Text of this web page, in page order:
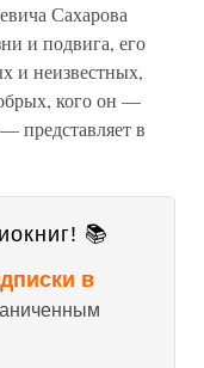
Сахарова
и подвига, его
и неизвестных,
кого он —
представляет в
📚
в